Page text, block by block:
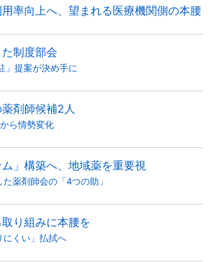
率向上へ、望まれる医療機関側の本腰
制度部会
」提案が決め手に
剤師候補2人
ら情勢変化
ム」構築へ、地域薬を重要視
薬剤師会の「4つの助」
り組みに本腰を
にくい」払拭へ